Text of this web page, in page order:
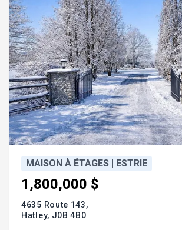
MAISON À ÉTAGES | ESTRIE
1,800,000 $
4635 Route 143,
Hatley, J0B 4B0